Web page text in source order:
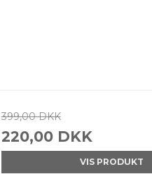
399,00 DKK
220,00 DKK
VIS PRODUKT